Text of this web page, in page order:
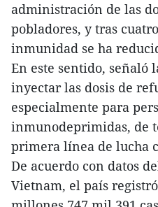
administración de las
pobladores, y tras
inmunidad se ha
En este sentido, señaló
inyectar las dosis de
especialmente para
inmunodeprimidas, de
primera línea de lucha
De acuerdo con datos
Vietnam, el país